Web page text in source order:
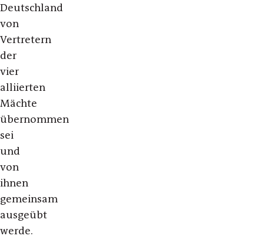
Deutschland
von
Vertretern
der
vier
alliierten
Mächte
übernommen
sei
und
von
ihnen
gemeinsam
ausgeübt
werde.